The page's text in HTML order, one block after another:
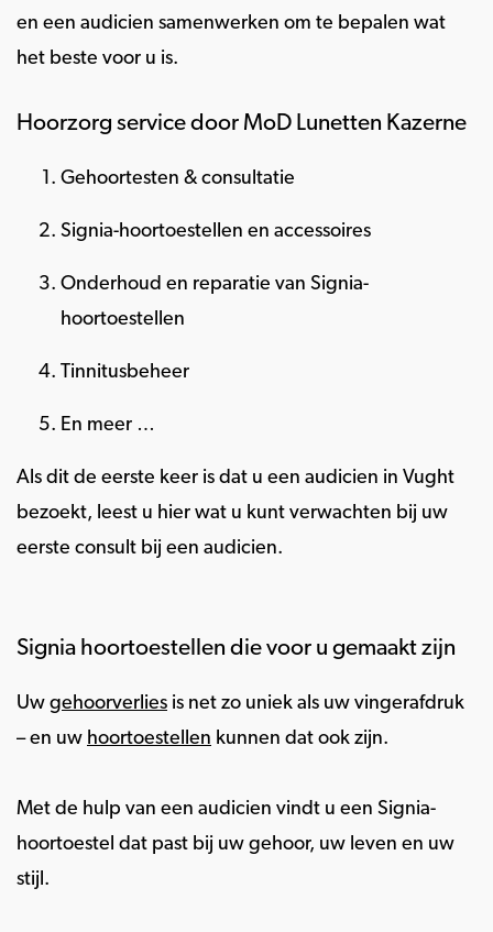
en een audicien samenwerken om te bepalen wat
het beste voor u is.
Hoorzorg service door MoD Lunetten Kazerne
Gehoortesten & consultatie
Signia-hoortoestellen en accessoires
Onderhoud en reparatie van Signia-
hoortoestellen
Tinnitusbeheer
En meer …
Als dit de eerste keer is dat u een audicien in Vught
bezoekt, leest u hier wat u kunt verwachten bij uw
eerste consult bij een audicien.
Signia hoortoestellen die voor u gemaakt zijn
Uw gehoorverlies is net zo uniek als uw vingerafdruk
– en uw hoortoestellen kunnen dat ook zijn.
Met de hulp van een audicien vindt u een Signia-
hoortoestel dat past bij uw gehoor, uw leven en uw
stijl.